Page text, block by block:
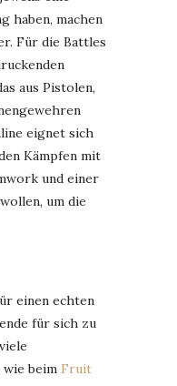
haben, machen
Für die Battles
aus Pistolen,
eignet sich
Kämpfen mit
und einer
um die
einen echten
für sich zu
wie beim Fruit